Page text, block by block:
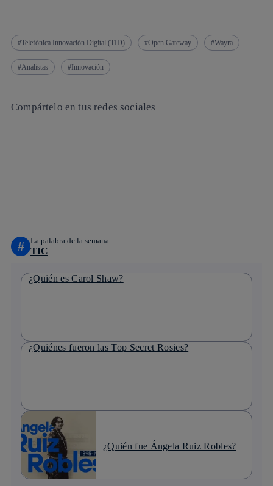
Telefónica Innovación Digital (TID) Open Gateway Wayra
Analistas Innovación
Compártelo en tus redes sociales
# La palabra de la semana
TIC
¿Quién es Carol Shaw?
¿Quiénes fueron las Top Secret Rosies?
¿Quién fue Ángela Ruiz Robles?